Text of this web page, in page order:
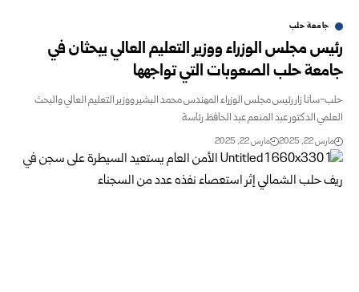
جامعة حلب
رئيس مجلس الوزراء ووزير التعليم العالي يبحثان في
جامعة حلب الصعوبات التي تواجهها
حلب-سانا زار رئيس مجلس الوزراء المهندس محمد البشير ووزير التعليم العالي والبحث
العلمي الدكتور عبد المنعم عبد الحافظ رئاسة
مارس 22, 2025 مارس 22, 2025